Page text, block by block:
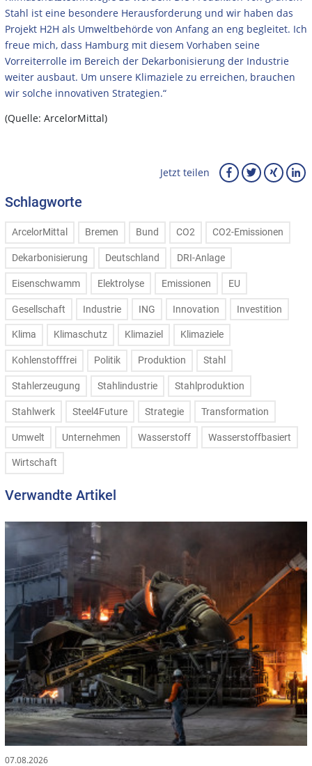
Stahl ist eine besondere Herausforderung und wir haben das
Projekt H2H als Umweltbehörde von Anfang an eng begleitet. Ich
freue mich, dass Hamburg mit diesem Vorhaben seine
Vorreiterrolle im Bereich der Dekarbonisierung der Industrie
weiter ausbaut. Um unsere Klimaziele zu erreichen, brauchen
wir solche innovativen Strategien.“
(Quelle: ArcelorMittal)
Jetzt teilen
Schlagworte
ArcelorMittal Bremen Bund CO2 CO2-Emissionen
Dekarbonisierung Deutschland DRI-Anlage
Eisenschwamm Elektrolyse Emissionen EU
Gesellschaft Industrie ING Innovation Investition
Klima Klimaschutz Klimaziel Klimaziele
Kohlenstofffrei Politik Produktion Stahl
Stahlerzeugung Stahlindustrie Stahlproduktion
Stahlwerk Steel4Future Strategie Transformation
Umwelt Unternehmen Wasserstoff Wasserstoffbasiert
Wirtschaft
Verwandte Artikel
07.08.2026